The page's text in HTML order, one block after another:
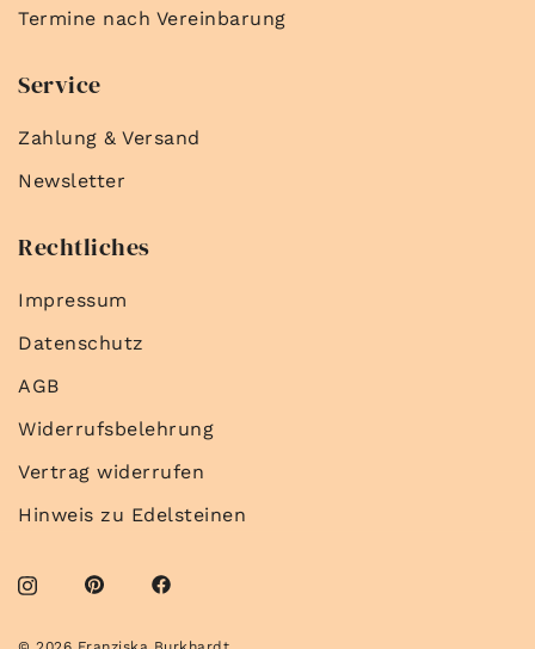
Termine nach Vereinbarung
Service
Zahlung & Versand
Newsletter
Rechtliches
Impressum
Datenschutz
AGB
Widerrufsbelehrung
Vertrag widerrufen
Hinweis zu Edelsteinen